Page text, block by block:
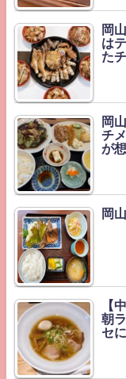
岡
は
た
岡
チ
が
岡
【
朝
セ